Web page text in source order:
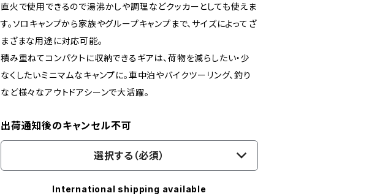
直火で使用できるので湯沸かしや調理などクッカーとしても使えま
す。ソロキャンプから家族やグループキャンプまで、サイズによってざ
まざまな用途に対応可能。
積み重ねてコンパクトに収納できるギアは、荷物を減らしたい・少
なくしたいミニマムなキャンプに。車中泊やバイクツーリング、釣り
など様々なアウトドアシーンで大活躍。
出荷通知後のキャンセル不可
選択する（必須）
International shipping available